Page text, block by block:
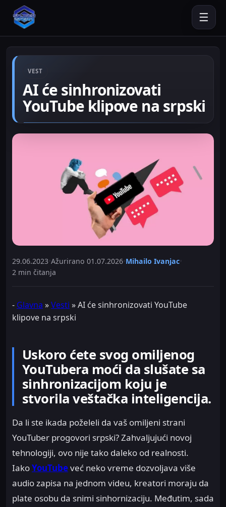
☰
VEST
AI će sinhronizovati
YouTube klipove na srpski
29.06.2023 Ažurirano 01.07.2026 Mihailo Ivanjac
2 min čitanja
- Glavna »Vesti »AI će sinhronizovati YouTube
klipove na srpski
Uskoro ćete svog omiljenog
YouTubera moći da slušate sa
sinhronizacijom koju je
stvorila veštačka inteligencija.
Da li ste ikada poželeli da vaš omiljeni strani
YouTuber progovori srpski? Zahvaljujući novoj
tehnologiji, ovo nije tako daleko od realnosti.
IakoYouTubeveć neko vreme dozvoljava više
audio zapisa na jednom videu, kreatori moraju da
plate osobu da snimi sinhornizaciju. Međutim, sada